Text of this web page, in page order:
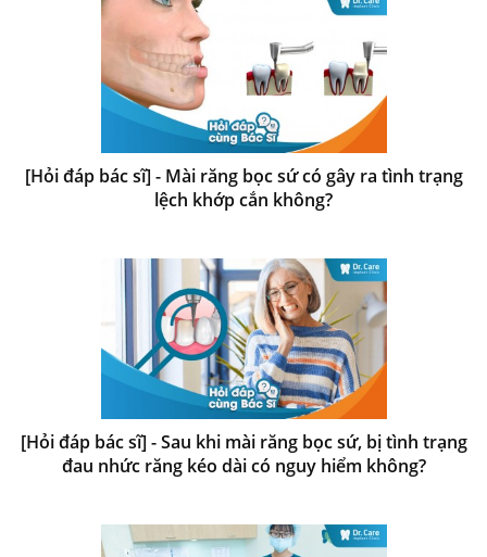
[Hỏi đáp bác sĩ] - Mài răng bọc sứ có gây ra tình trạng
lệch khớp cắn không?
[Hỏi đáp bác sĩ] - Sau khi mài răng bọc sứ, bị tình trạng
đau nhức răng kéo dài có nguy hiểm không?